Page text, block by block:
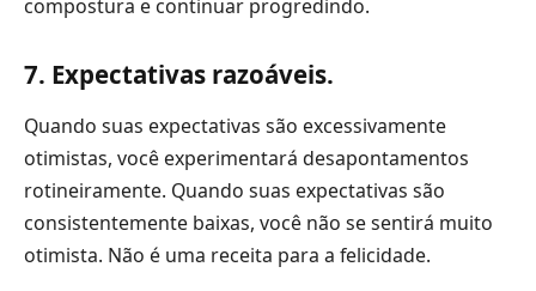
compostura e continuar progredindo.
7. Expectativas razoáveis.
Quando suas expectativas são excessivamente
otimistas, você experimentará desapontamentos
rotineiramente. Quando suas expectativas são
consistentemente baixas, você não se sentirá muito
otimista. Não é uma receita para a felicidade.